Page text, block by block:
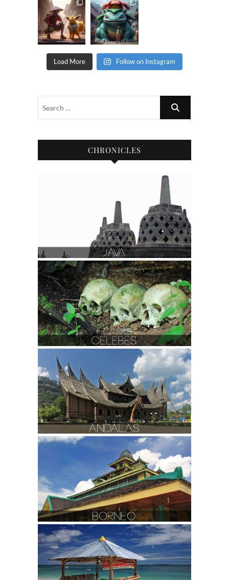
Load More Follow on Instagram
CHRONICLES